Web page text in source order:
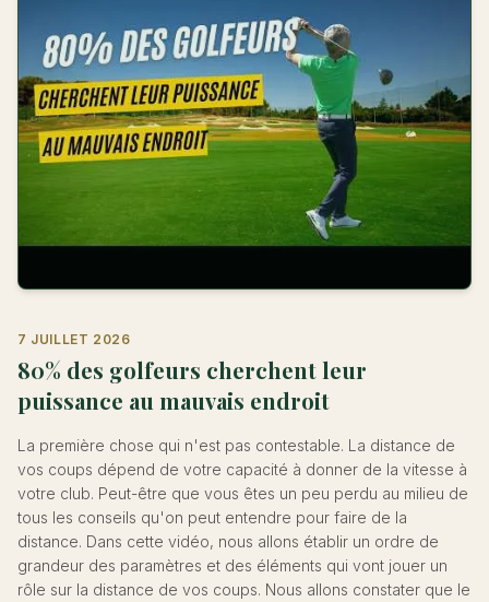
7 JUILLET 2026
80% des golfeurs cherchent leur
puissance au mauvais endroit
La première chose qui n'est pas contestable. La distance de
vos coups dépend de votre capacité à donner de la vitesse à
votre club. Peut-être que vous êtes un peu perdu au milieu de
tous les conseils qu'on peut entendre pour faire de la
distance. Dans cette vidéo, nous allons établir un ordre de
grandeur des paramètres et des éléments qui vont jouer un
rôle sur la distance de vos coups. Nous allons constater que le